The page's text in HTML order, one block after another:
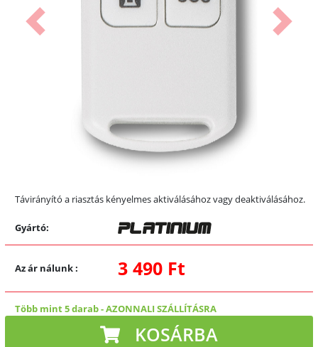
Előző
Távirányító a riasztás kényelmes aktiválásához vagy deaktiválásához.
Gyártó:
Az ár nálunk: 3 490 Ft
Több mint 5 darab-AZONNALI SZÁLLÍTÁSRA
KOSÁRBA